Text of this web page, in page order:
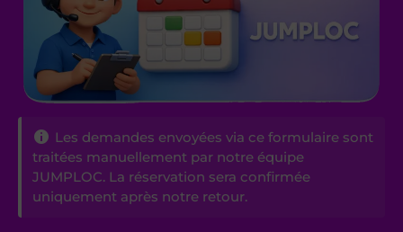
Les demandes envoyées via ce formulaire sont
traitées manuellement par notre équipe
JUMPLOC. La réservation sera confirmée
uniquement après notre retour.